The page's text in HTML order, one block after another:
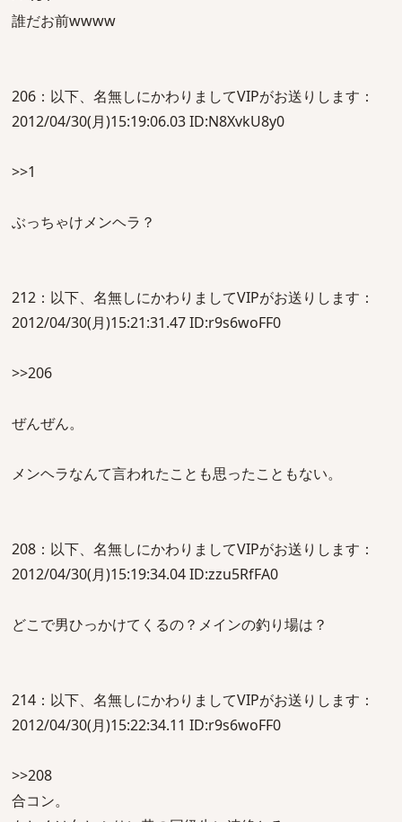
誰だお前wwww
206：以下、名無しにかわりましてVIPがお送りします：
2012/04/30(月)15:19:06.03 ID:N8XvkU8y0
>>1
ぶっちゃけメンヘラ？
212：以下、名無しにかわりましてVIPがお送りします：
2012/04/30(月)15:21:31.47 ID:r9s6woFF0
>>206
ぜんぜん。
メンヘラなんて言われたことも思ったこともない。
208：以下、名無しにかわりましてVIPがお送りします：
2012/04/30(月)15:19:34.04 ID:zzu5RfFA0
どこで男ひっかけてくるの？メインの釣り場は？
214：以下、名無しにかわりましてVIPがお送りします：
2012/04/30(月)15:22:34.11 ID:r9s6woFF0
>>208
合コン。